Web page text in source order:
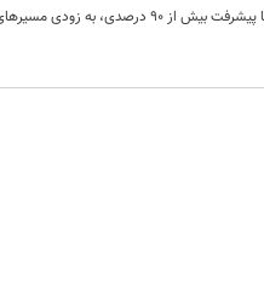
شهر را آزاد می‌کند.